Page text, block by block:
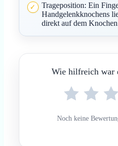
Trageposition: Ein
Handgelenkknochens
direkt auf dem
Wie hilfreich war
Noch keine